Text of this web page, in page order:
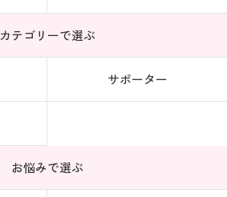
カテゴリーで選ぶ
サポーター
お悩みで選ぶ